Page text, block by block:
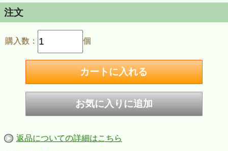
注文
購入数： 個
返品についての詳細はこちら